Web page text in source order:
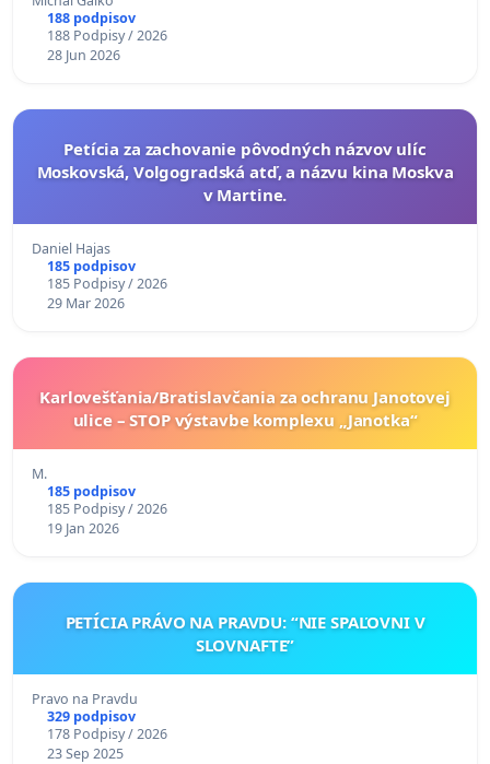
zboru SR
188 podpisov
188 Podpisy / 2026
28 Jun 2026
Petícia za zachovanie pôvodných názvov ulíc
Moskovská, Volgogradská atď, a názvu kina Moskva
v Martine.
Daniel Hajas
185 podpisov
185 Podpisy / 2026
29 Mar 2026
Karlovešťania/Bratislavčania za ochranu Janotovej
ulice – STOP výstavbe komplexu „Janotka“
M.
185 podpisov
185 Podpisy / 2026
19 Jan 2026
PETÍCIA PRÁVO NA PRAVDU: “NIE SPAĽOVNI V
SLOVNAFTE”
Pravo na Pravdu
329 podpisov
178 Podpisy / 2026
23 Sep 2025